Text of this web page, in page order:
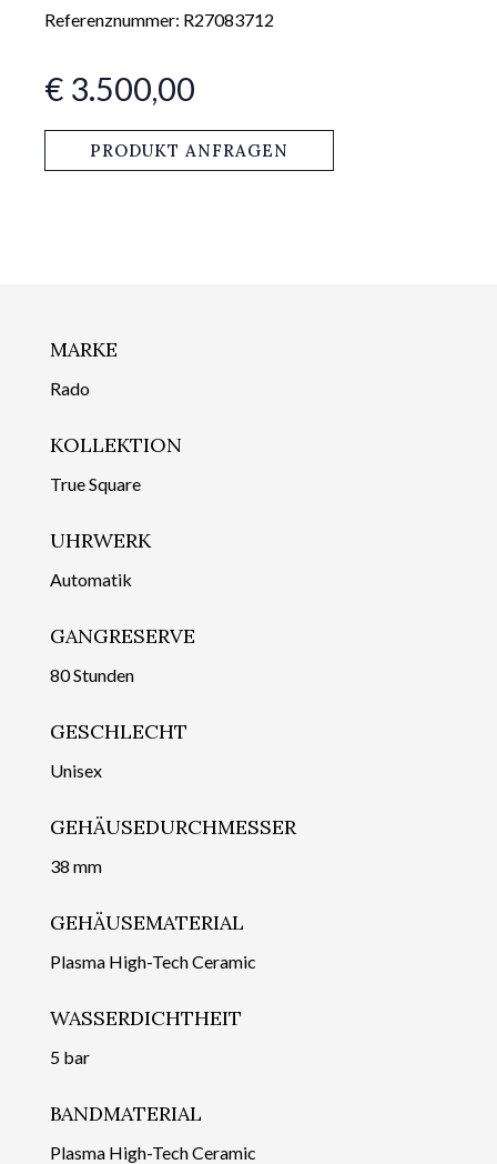
Referenznummer: R27083712
€ 3.500,00
PRODUKT ANFRAGEN
MARKE
Rado
KOLLEKTION
True Square
UHRWERK
Automatik
GANGRESERVE
80 Stunden
GESCHLECHT
Unisex
GEHÄUSEDURCHMESSER
38 mm
GEHÄUSEMATERIAL
Plasma High-Tech Ceramic
WASSERDICHTHEIT
5 bar
BANDMATERIAL
Plasma High-Tech Ceramic